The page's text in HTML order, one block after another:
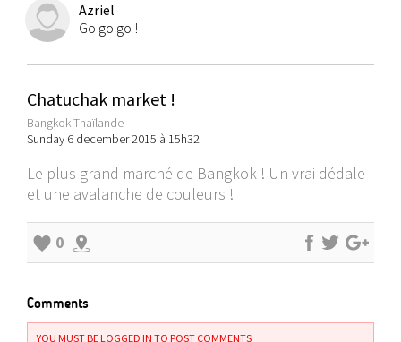
Azriel
Go go go !
Chatuchak market !
Bangkok Thaïlande
Sunday 6 december 2015 à 15h32
Le plus grand marché de Bangkok ! Un vrai dédale
et une avalanche de couleurs !
0
Comments
YOU MUST BE LOGGED IN TO POST COMMENTS